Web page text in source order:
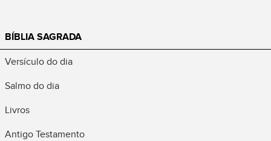
BÍBLIA SAGRADA
Versículo do dia
Salmo do dia
Livros
Antigo Testamento